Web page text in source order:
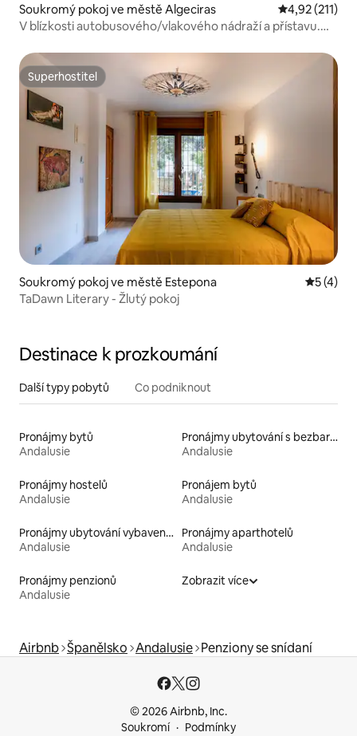
Soukromý pokoj ve městě Algeciras Průměrné
4,92 (211)
V blízkosti autobusového/vlakového nádraží a přístavu.
Superhostitel
Superhostitel
Soukromý pokoj ve městě Estepona
5 (4)
TaDawn Literary - Žlutý pokoj
Destinace k prozkoumání
Další typy pobytů Co podniknout
Pronájmy bytů
Andalusie
Pronájmy ubytování s bezbariérovou postelí
Andalusie
Pronájmy hostelů
Andalusie
Pronájem bytů
Andalusie
Pronájmy ubytování vybavených kajakem
Andalusie
Pronájmy aparthotelů
Andalusie
Pronájmy penzionů
Andalusie
Zobrazit více
Airbnb Španělsko Andalusie Penziony se snídaní
© 2026 Airbnb, Inc.
Soukromí
Podmínky